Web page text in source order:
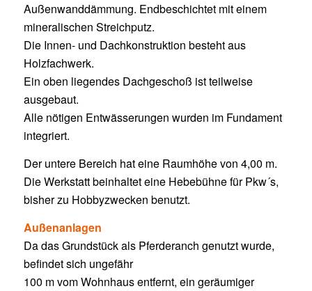
Außenwanddämmung. Endbeschichtet mit einem
mineralischen Streichputz.
Die Innen- und Dachkonstruktion besteht aus
Holzfachwerk.
Ein oben liegendes Dachgeschoß ist teilweise
ausgebaut.
Alle nötigen Entwässerungen wurden im Fundament
integriert.
Der untere Bereich hat eine Raumhöhe von 4,00 m.
Die Werkstatt beinhaltet eine Hebebühne für Pkw´s,
bisher zu Hobbyzwecken benutzt.
Außenanlagen
Da das Grundstück als Pferderanch genutzt wurde,
befindet sich ungefähr
100 m vom Wohnhaus entfernt, ein geräumiger